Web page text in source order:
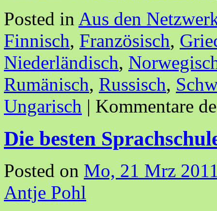
Posted in Aus den
Finnisch, Französisch,
Niederländisch,
Rumänisch, Russisch,
Ungarisch | Kommentare
Die besten
Posted on Mo, 21 Mrz
Antje Pohl